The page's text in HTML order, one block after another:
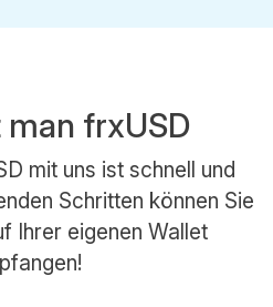
frxUSD
mit uns ist schnell und
Schritten können Sie
Ihrer eigenen Wallet